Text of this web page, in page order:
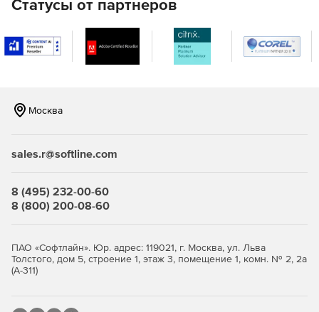
разными операционными системами. Поддержка
мониторинга серверов Windows, Linux, Solaris, HP UX и
IBM AIX.
SQL.
Мониторинг серверов на предмет нагрузки на
центральный процессор, память и жесткий диск,
сервисов, служб Windows, процессов,
файлов и папок.
Статусы от партнеров
Москва
sales.r@softline.com
8 (495) 232-00-60
8 (800) 200-08-60
ПАО «Софтлайн». Юр. адрес: 119021, г. Москва, ул. Льва
Толстого, дом 5, строение 1, этаж 3, помещение 1, комн. № 2, 2а
(А-311)